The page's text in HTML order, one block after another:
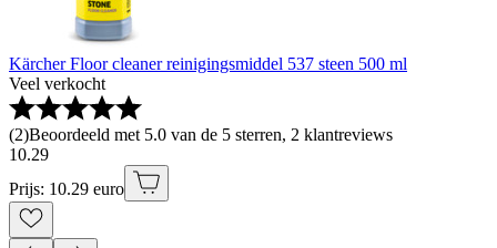
Kärcher Floor cleaner reinigingsmiddel 537 steen 500 ml
Veel verkocht
(2)Beoordeeld met 5.0 van de 5 sterren, 2 klantreviews
10.29
Prijs: 10.29 euro